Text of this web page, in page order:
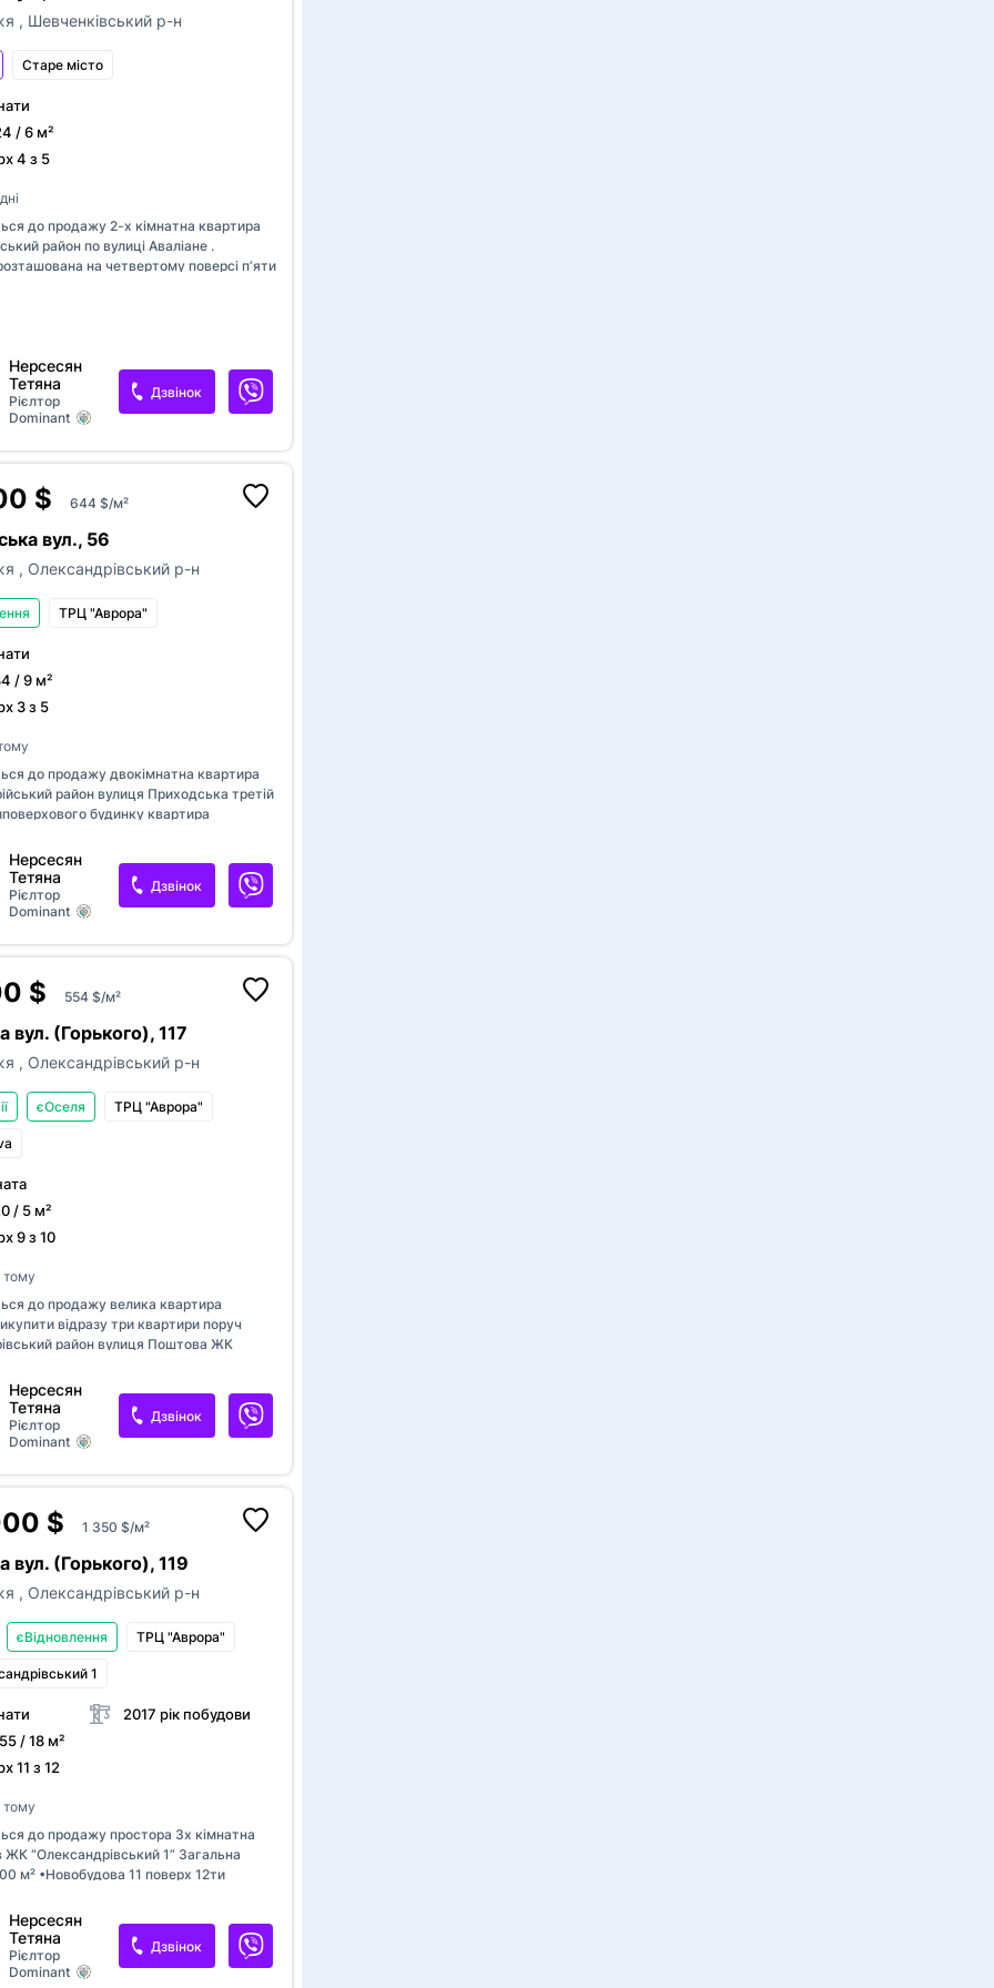
до крісла колісного
Є інтернет
єВідновлення
, Шевченківський р-н
Старе місто
/ 6 м²
4 з 5
до продажу 2-х кімнатна квартира
район по вулиці Аваліане .
на четвертому поверсі пʼяти
Нерсесян
Тетяна
Рієлтор
Dominant
Дзвінок
$ 644 $/м²
вул., 56
, Олександрівський р-н
ТРЦ "Аврора"
/ 9 м²
3 з 5
до продажу двокімнатна квартира
район вулиця Приходська третій
будинку квартира
кондиціонери новий балкон недалеко
зупинка транспорту базар магазини
все в кроковій доступності.
Нерсесян
Тетяна
Рієлтор
Dominant
Дзвінок
$ 554 $/м²
вул. (Горького), 117
, Олександрівський р-н
єОселя ТРЦ "Аврора"
/ 5 м²
9 з 10
тому
до продажу велика квартира
відразу три квартири поруч
район вулиця Поштова ЖК
десятиповерхового нового
автономне опалення, пристойні
дитячий майданчик, все в кроковій
Показ у зручне для вас час .В
Нерсесян
Тетяна
Рієлтор
Dominant
Дзвінок
$ 1 350 $/м²
вул. (Горького), 119
, Олександрівський р-н
єВідновлення ТРЦ "Аврора"
1
/ 18 м²
11 з 12
2017 рік побудови
тому
до продажу простора 3х кімнатна
ЖК “Олександрівський 1” Загальна
м² •Новобудова 11 поверх 12ти
стилі.Світлі тони, дорогі матеріали,
Квартира повністю
заходь та живи. Індивідуальне
кухня з обідньою зоною,
Нерсесян
Тетяна
Рієлтор
Dominant
Дзвінок